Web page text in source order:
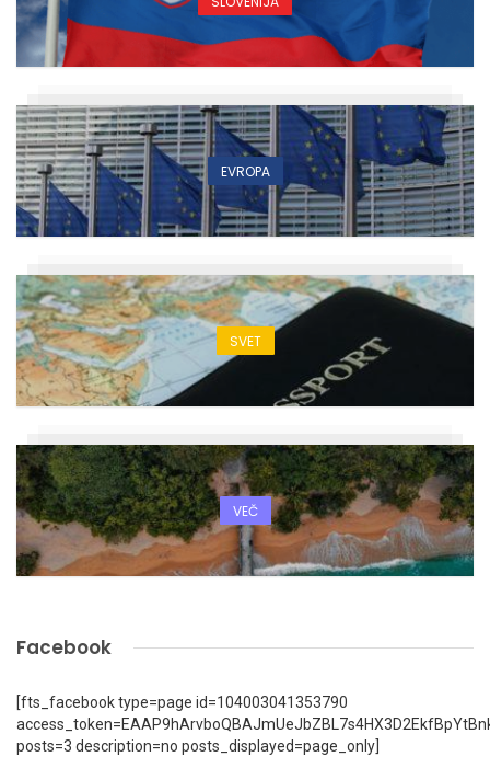
EVROPA
SVET
VEČ
Facebook
[fts_facebook type=page id=104003041353790
posts=3 description=no posts_displayed=page_only]